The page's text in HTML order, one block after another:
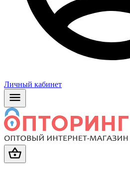
Личный кабинет